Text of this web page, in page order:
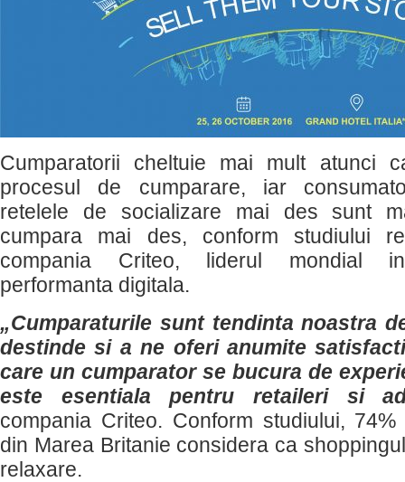
Cumparatorii cheltuie mai mult atunci
procesul de cumparare, iar
retelele de socializare mai des sunt
cumpara mai des, conform studiului
compania Criteo, liderul mondial
performanta digitala.
„Cumparaturile sunt tendinta noastra
destinde si a ne oferi anumite
care un cumparator se bucura de
este esentiala pentru retaileri si
compania Criteo. Conform studiului,
din Marea Britanie considera ca
relaxare.